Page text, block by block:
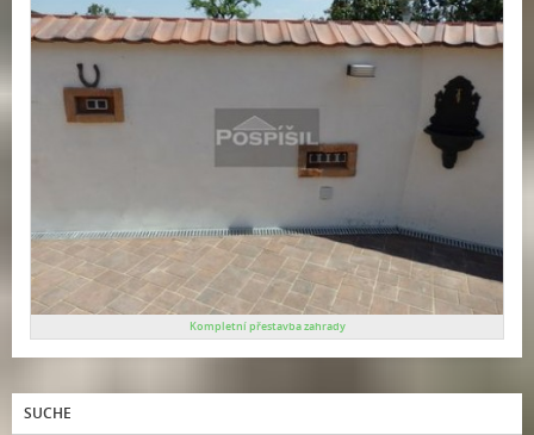
Kompletní přestavba zahrady
SUCHE